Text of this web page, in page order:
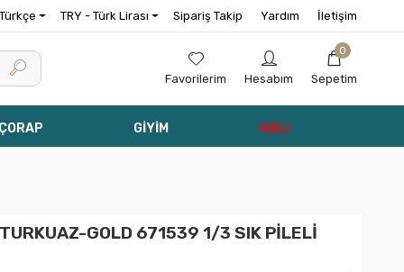
TRY - Türk Lirası Sipariş Takip Yardım İletişim
Favorilerim Hesabım
0
Sepetim
GİYİM HALI
GOLD 671539 1/3 SIK PİLELİ